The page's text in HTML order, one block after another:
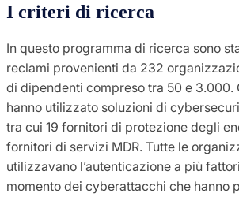
I criteri di ricerca
In questo programma di ricerca sono
reclami provenienti da 232
di dipendenti compreso tra 50 e 3.000.
hanno utilizzato soluzioni di
tra cui 19 fornitori di protezione degli
fornitori di servizi MDR. Tutte le
utilizzavano l’autenticazione a più
momento dei cyberattacchi che hanno